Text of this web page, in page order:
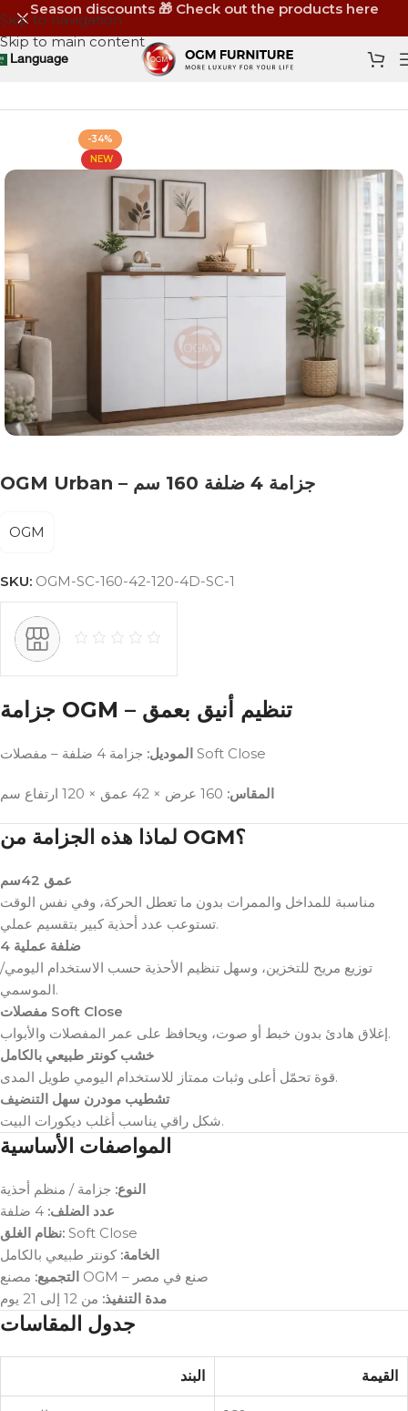
Skip to navigation
Skip to main content
Season discounts 🎁 Check out the products here
Language
Home Shop Shoe Racks
-34%
NEW
OGM Urban – جزامة 4 ضلفة 160 سم
OGM
SKU: OGM-SC-160-42-120-4D-SC-1
جزامة OGM – تنظيم أنيق بعمق
الموديل: جزامة 4 ضلفة – مفصلات Soft Close
المقاس:
لماذا هذه الجزامة من OGM؟
عمق 42سم
مناسبة للمداخل والممرات بدون ما تعطل الحركة، وفي نفس الوقت
تستوعب عدد أحذية كبير بتقسيم عملي.
4 ضلفة عملية
توزيع مريح للتخزين، وسهل تنظيم الأحذية حسب الاستخدام اليومي/
الموسمي.
مفصلات Soft Close
إغلاق هادئ بدون خبط أو صوت، ويحافظ على عمر المفصلات والأبواب.
خشب كونتر طبيعي بالكامل
قوة تحمّل أعلى وثبات ممتاز للاستخدام اليومي طويل المدى.
تشطيب مودرن سهل التنضيف
شكل راقي يناسب أغلب ديكورات البيت.
المواصفات الأساسية
النوع: جزامة / منظم أحذية
عدد الضلف:
نظام الغلق: Soft Close
الخامة: كونتر طبيعي بالكامل
التجميع:
مصنع OGM – صنع في مصر
مدة التنفيذ: من 12 إلى 21 يوم
جدول المقاسات
البند القيمة